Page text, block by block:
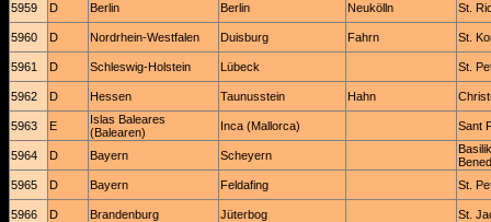
5959 D Berlin Berlin Neukölln St.
5960 D Nordrhein-Westfalen Duisburg Fahrn St.
5961 D Schleswig-Holstein Lübeck St.
5962 D Hessen Taunusstein Hahn
5963 E
Islas Baleares
(Balearen)
Inca (Mallorca) Sant
5964 D Bayern Scheyern
5965
D Bayern Feldafing St.
5966 D Brandenburg Jüterbog St.